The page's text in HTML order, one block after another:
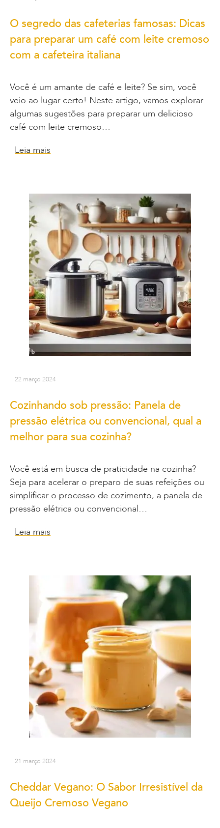
O segredo das cafeterias famosas: Dicas
para preparar um café com leite cremoso
com a cafeteira italiana
Você é um amante de café e leite? Se sim, você
veio ao lugar certo! Neste artigo, vamos explorar
algumas sugestões para preparar um delicioso
café com leite cremoso…
Leia mais
22 março 2024
Cozinhando sob pressão: Panela de
pressão elétrica ou convencional, qual a
melhor para sua cozinha?
Você está em busca de praticidade na cozinha?
Seja para acelerar o preparo de suas refeições ou
simplificar o processo de cozimento, a panela de
pressão elétrica ou convencional…
Leia mais
21 março 2024
Cheddar Vegano: O Sabor Irresistível da
Queijo Cremoso Vegano